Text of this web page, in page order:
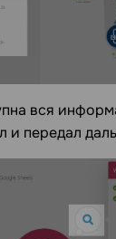
вся
и передал